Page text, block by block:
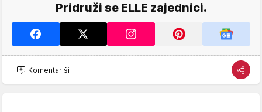
Pridruži se ELLE zajednici.
Komentariši